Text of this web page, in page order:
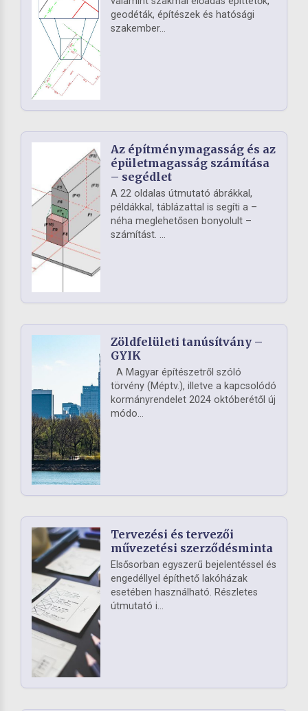
geodéták, építészek és hatósági
szakember...
Az építménymagasság és az
épületmagasság számítása
– segédlet
A 22 oldalas útmutató ábrákkal,
példákkal, táblázattal is segíti a –
néha meglehetősen bonyolult –
számítást. ...
Zöldfelületi tanúsítvány –
GYIK
A Magyar építészetről szóló
törvény (Méptv.), illetve a kapcsolódó
kormányrendelet 2024 októberétől új
módo...
Tervezési és tervezői
művezetési szerződésminta
Elsősorban egyszerű bejelentéssel és
engedéllyel építhető lakóházak
esetében használható. Részletes
útmutató i...